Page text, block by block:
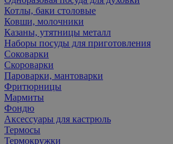
Котлы, баки столовые
Ковши, молочники
Казаны, утятницы металл
Наборы посуды для приготовления
Соковарки
Скороварки
Пароварки, мантоварки
Фритюрницы
Мармиты
Фондю
Аксессуары для кастрюль
Термосы
Термокружки